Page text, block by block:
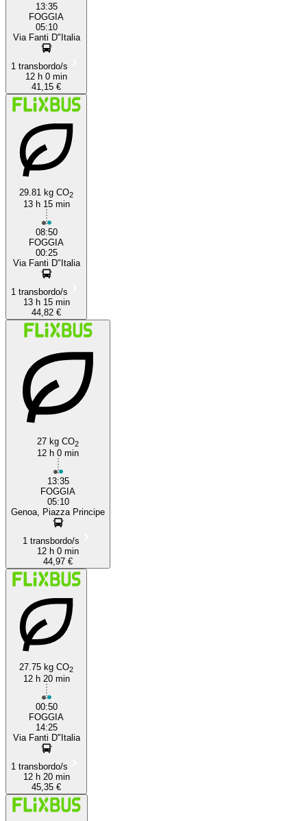
13:35
FOGGIA
05:10
Via Fanti D"Italia
1 transbordo/s
12 h 0 min
41,15 €
29.81 kg CO2
13 h 15 min
08:50
FOGGIA
00:25
Via Fanti D"Italia
1 transbordo/s
13 h 15 min
44,82 €
27 kg CO2
12 h 0 min
13:35
FOGGIA
05:10
Genoa, Piazza Principe
1 transbordo/s
12 h 0 min
44,97 €
27.75 kg CO2
12 h 20 min
00:50
FOGGIA
14:25
Via Fanti D"Italia
1 transbordo/s
12 h 20 min
45,35 €